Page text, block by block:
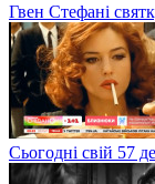
Гвен Стефані
Сьогодні свій 57